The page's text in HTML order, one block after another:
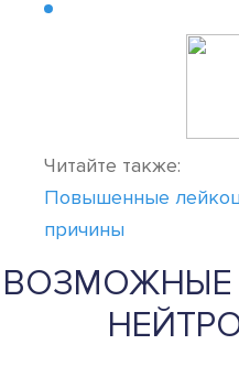
Читайте также:
Повышенные
причины